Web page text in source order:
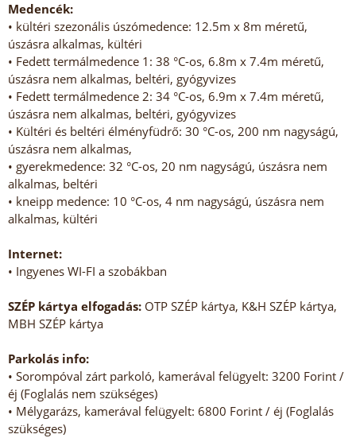
Medencék:
• kültéri szezonális úszómedence: 12.5m x 8m méretű,
úszásra alkalmas, kültéri
• Fedett termálmedence 1: 38 °C-os, 6.8m x 7.4m méretű,
úszásra nem alkalmas, beltéri, gyógyvizes
• Fedett termálmedence 2: 34 °C-os, 6.9m x 7.4m méretű,
úszásra nem alkalmas, beltéri, gyógyvizes
• Kültéri és beltéri élményfüdrő: 30 °C-os, 200 nm nagyságú,
úszásra nem alkalmas,
• gyerekmedence: 32 °C-os, 20 nm nagyságú, úszásra nem
alkalmas, beltéri
• kneipp medence: 10 °C-os, 4 nm nagyságú, úszásra nem
alkalmas, kültéri
Internet:
• Ingyenes WI-FI a szobákban
SZÉP kártya elfogadás: OTP SZÉP kártya, K&H SZÉP kártya,
MBH SZÉP kártya
Parkolás info:
• Sorompóval zárt parkoló, kamerával felügyelt: 3200 Forint /
éj (Foglalás nem szükséges)
• Mélygarázs, kamerával felügyelt: 6800 Forint / éj (Foglalás
szükséges)